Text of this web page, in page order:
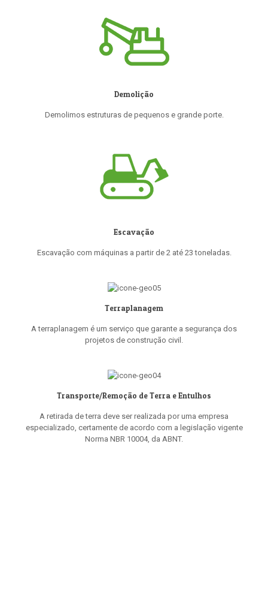
Demolição
Demolimos estruturas de pequenos e grande porte.
Escavação
Escavação com máquinas a partir de 2 até 23 toneladas.
Terraplanagem
A terraplanagem é um serviço que garante a segurança dos
projetos de construção civil.
Transporte/Remoção de Terra e Entulhos
A retirada de terra deve ser realizada por uma empresa
especializado, certamente de acordo com a legislação vigente
Norma NBR 10004, da ABNT.